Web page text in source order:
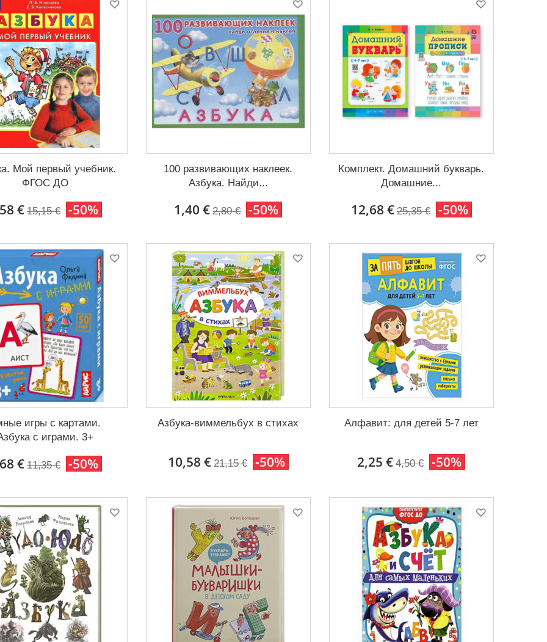
Мой первый учебник.
ФГОС ДО
€ 15,15 € -50%
100 развивающих наклеек.
Азбука. Найди...
1,40 € 2,80 € -50%
Комплект. Домашний букварь.
Домашние...
12,68 € 25,35 € -50%
игры с картами.
с играми. 3+
€ 11,35 € -50%
Азбука-виммельбух в стихах
10,58 € 21,15 € -50%
Алфавит: для детей 5-7 лет
2,25 € 4,50 € -50%